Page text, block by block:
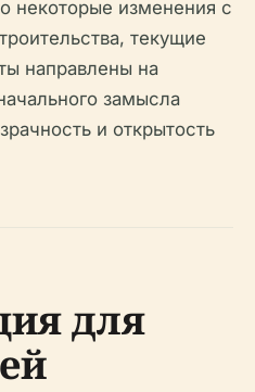
некоторые изменения с
текущие
направлены на
замысла
и открытость
для